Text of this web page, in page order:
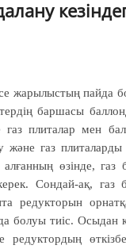
жарылыстың пайда
баршасы
плиталар мен
газ плита­­ларды
өзінде,
Сондай-ақ, газ
редукторын
болуы тиіс. Осыдан
редуктордың